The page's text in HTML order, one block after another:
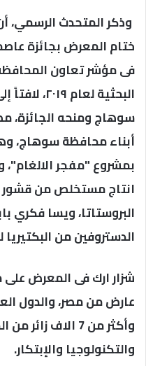
وذكر المتحدث
ختام المعرض بجائزة
فى مؤشر تعاون
البحثية
أبناء محافظة سوهاج،
بمشروع "مفجر الالغام"،
انتاج مستخلص من قشور
البروستاتا، ويسا فكري
الدستروفين من
شزار ارك فى المعرض
عارض من مصر، والدول
وأكثر من 7 الاف
والتكنولوجيا والإبتكار.